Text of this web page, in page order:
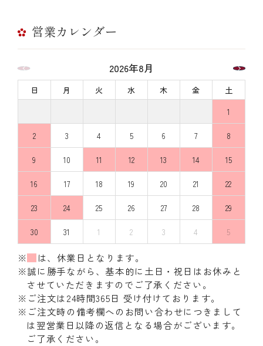
営業カレンダー
2026年8月
日 月 火 水 木 金
土
1
2 3 4 5 6 7 8
9 10 11 12 13 14 15
16 17 18 19 20 21 22
23 24 25 26 27 28 29
30 31 1 2 3 4 5
※
は、休業日となります。
※誠に勝手ながら、基本的に土日・祝日はお休みと
させていただきますのでご了承ください。
※ご注文は24時間365日 受け付けております。
※ご注文時の備考欄へのお問い合わせにつきまして
は翌営業日以降の返信となる場合がございます。
ご了承ください。